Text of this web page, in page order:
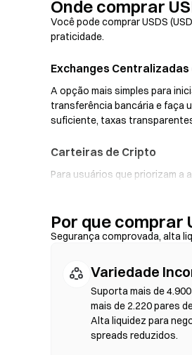
Onde comprar
Você pode comprar USDS
praticidade.
Exchanges Centralizadas
A opção mais simples para
transferência bancária e faça
suficiente, taxas
Carteiras de Cripto
Para usuários que priorizam
rampas fiat, possibilitando a
backup da sua frase-semente
Negocie peer-to-peer sem
blockchain—não é
tokens, defina a tolerância de
variar em relação aos
acontece em blockchains
Por que comprar
Segurança comprovada, alta
Variedade
Suporta mais de
mais de 2.220 pares
Alta liquidez para
spreads reduzidos.